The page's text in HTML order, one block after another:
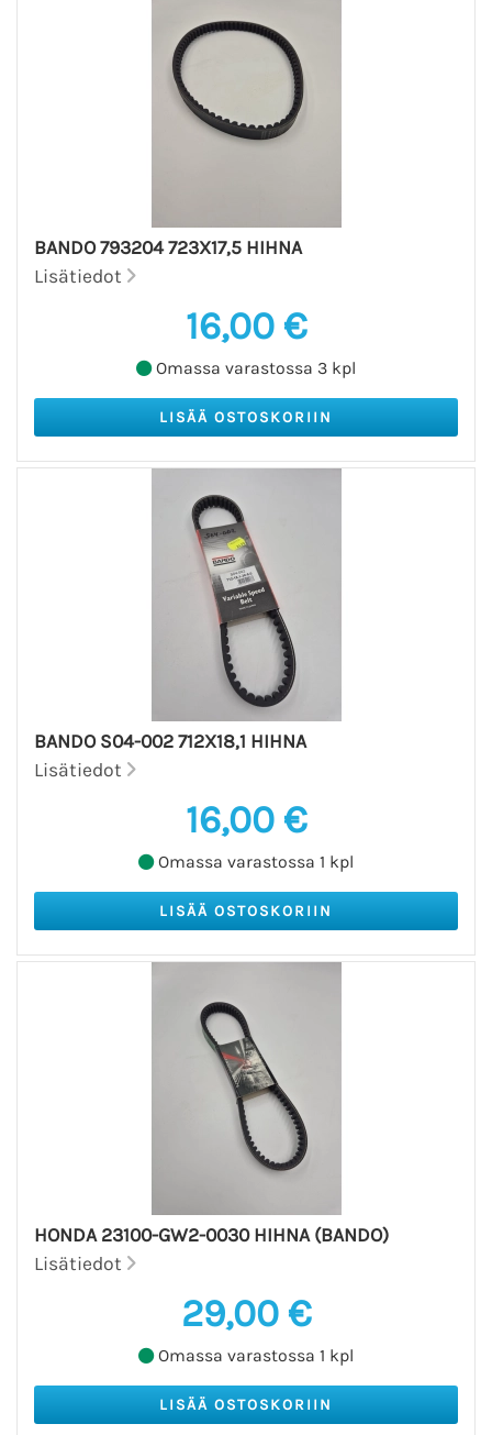
BANDO 793204 723X17,5 HIHNA
Lisätiedot
16,00 €
Omassa varastossa 3 kpl
BANDO S04-002 712X18,1 HIHNA
Lisätiedot
16,00 €
Omassa varastossa 1 kpl
HONDA 23100-GW2-0030 HIHNA (BANDO)
Lisätiedot
29,00 €
Omassa varastossa 1 kpl